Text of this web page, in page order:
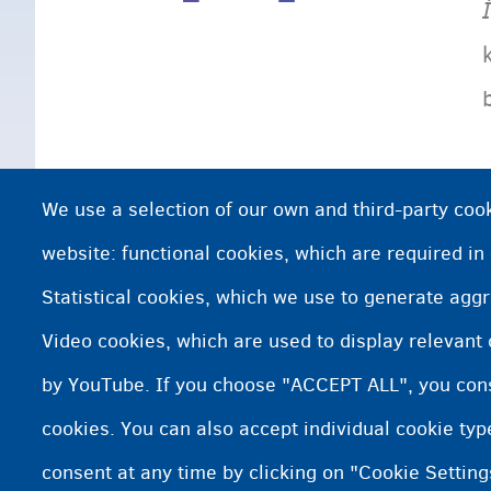
We use a selection of our own and third-party
website: functional cookies, which are required
Statistical cookies, which we use to generate
Video cookies, which are used to display
by YouTube. If you choose "ACCEPT ALL", you
cookies. You can also accept individual cookie
consent at any time by clicking on "Cookie